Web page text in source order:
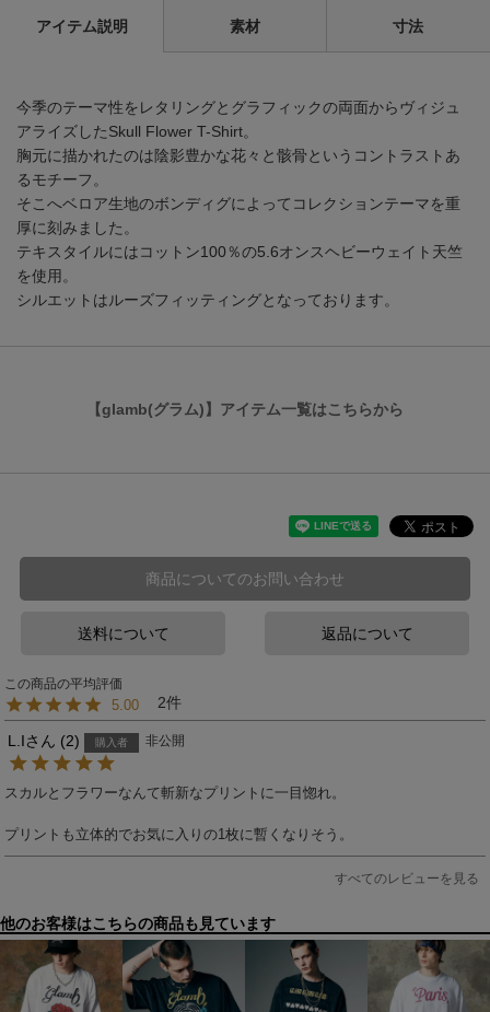
アイテム説明 素材 寸法
今季のテーマ性をレタリングとグラフィックの両面からヴィジュ
アライズしたSkull Flower T-Shirt。
胸元に描かれたのは陰影豊かな花々と骸骨というコントラストあ
るモチーフ。
そこへベロア生地のボンディグによってコレクションテーマを重
厚に刻みました。
テキスタイルにはコットン100％の5.6オンスヘビーウェイト天竺
を使用。
シルエットはルーズフィッティングとなっております。
【glamb(グラム)】アイテム一覧はこちらから
商品についてのお問い合わせ
送料について 返品について
5.00 2
L.I 2 購入者 非公開
スカルとフラワーなんて斬新なプリントに一目惚れ。
プリントも立体的でお気に入りの1枚に暫くなりそう。
すべてのレビューを見る
他のお客様はこちらの商品も見ています